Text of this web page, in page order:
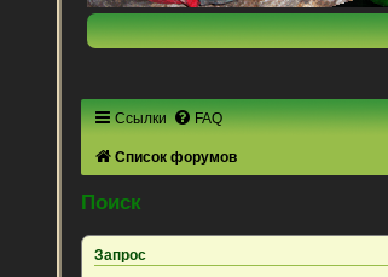
Ссылки FAQ
Список форумов
Поиск
Запрос